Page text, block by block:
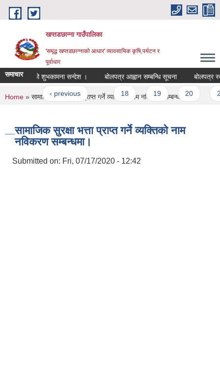
Skip to main content
खप्तडछान्ना गाउँपालिका
'समृद्ध खप्तडछान्नाको आधार' व्यावसायिक कृषि,पर्यटन र
पूर्वाधार
समाचार
२०७८ को शुभकामना सन्देश । बोलपत्र आह्वान सम्बन्धि सूचना बोलपत्र
« first ‹ previous … 18 19 20
You are here
Home » सामाजिक सुरक्षा भत्ता प्राप्त गर्ने व्यक्तिको नाम नविकरण सम्बन्धमा।
सामाजिक सुरक्षा भत्ता प्राप्त गर्ने व्यक्तिको नाम
नविकरण सम्बन्धमा।
Submitted on: Fri, 07/17/2020 - 12:42